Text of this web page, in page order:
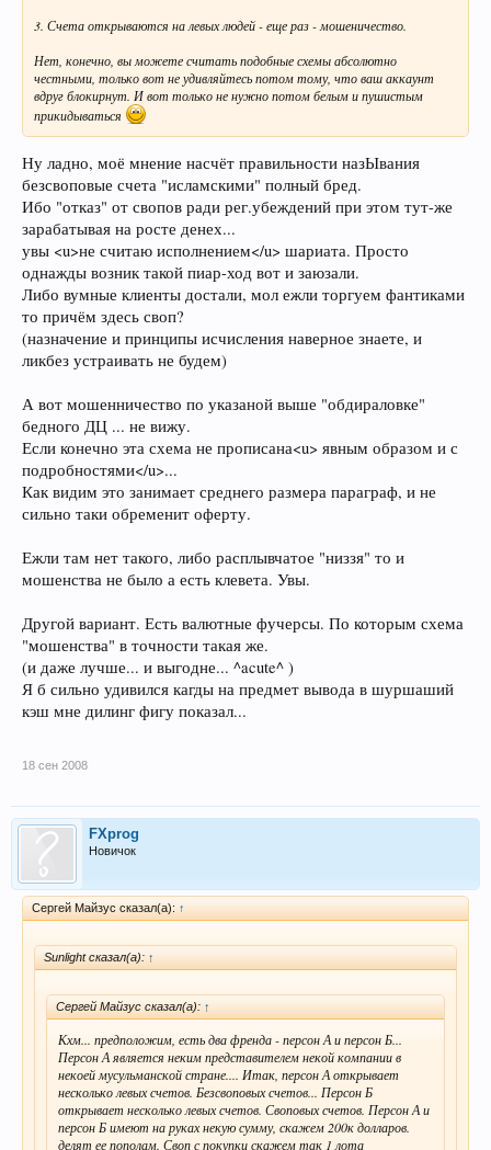
3. Счета открываются на левых людей - еще раз - мошеничество.
Нет, конечно, вы можете считать подобные схемы абсолютно
честными, только вот не удивляйтесь потом тому, что ваш аккаунт
вдруг блокирнут. И вот только не нужно потом белым и пушистым
прикидываться
Ну ладно, моё мнение насчёт правильности назЫвания
безсвоповые счета "исламскими" полный бред.
Ибо "отказ" от свопов ради рег.убеждений при этом тут-же
зарабатывая на росте денех...
увы <u>не считаю исполнением</u> шариата. Просто
однажды возник такой пиар-ход вот и заюзали.
Либо вумные клиенты достали, мол ежли торгуем фантиками
то причём здесь своп?
(назначение и принципы исчисления наверное знаете, и
ликбез устраивать не будем)
А вот мошенничество по указаной выше "обдираловке"
бедного ДЦ ... не вижу.
Если конечно эта схема не прописана<u> явным образом и с
подробностями</u>...
Как видим это занимает среднего размера параграф, и не
сильно таки обременит оферту.
Ежли там нет такого, либо расплывчатое "низзя" то и
мошенства не было а есть клевета. Увы.
Другой вариант. Есть валютные фучерсы. По которым схема
"мошенства" в точности такая же.
(и даже лучше... и выгодне... ^acute^ )
Я б сильно удивился кагды на предмет вывода в шуршаший
кэш мне дилинг фигу показал...
18 сен 2008
FXprog
Новичок
Сергей Майзус сказал(а): ↑
Sunlight сказал(а): ↑
Сергей Майзус сказал(а): ↑
Кхм... предположим, есть два френда - персон А и персон Б...
Персон А является неким представителем некой компании в
некоей мусульманской стране.... Итак, персон А открывает
несколько левых счетов. Безсвоповых счетов... Персон Б
открывает несколько левых счетов. Своповых счетов. Персон А и
персон Б имеют на руках некую сумму, скажем 200к долларов.
делят ее пополам. Своп с покупки скажем так 1 лота